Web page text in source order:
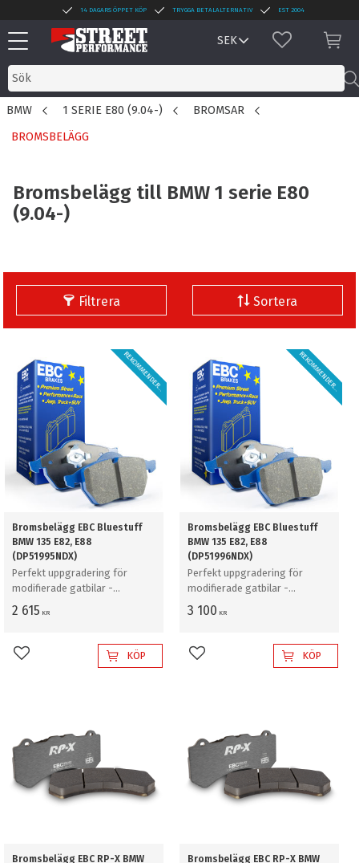
Meny
14 DAGARS ÖPPET KÖP TRYGGA BETALALTERNATIV EST 2004
FAVORITER
BMW 1 SERIE E80 (9.04-)
BROMSAR
BROMSBELÄGG
Bromsbelägg till BMW 1 serie E80
(9.04-)
Filtrera Sortera
Bromsbelägg EBC Bluestuff
BMW 135 E82, E88
(DP51995NDX)
Perfekt uppgradering för
modifierade gatbilar -
frambelägg - Mått: 163 x 74 x
16mm
2 615 KR
R
E
K
O
M
M
E
N
D
E
R
A
S
!
Lägg till i favoriterKÖP
Bromsbelägg EBC Bluestuff
BMW 135 E82, E88
(DP51996NDX)
Perfekt uppgradering för
modifierade gatbilar -
bakbelägg - Mått: 85 x 76 x
15mm
3 100 KR
R
E
K
O
M
M
E
N
D
E
R
A
S
!
Lägg till i favoriterKÖP
Bromsbelägg EBC RP-X BMW
Bromsbelägg EBC RP-X BMW